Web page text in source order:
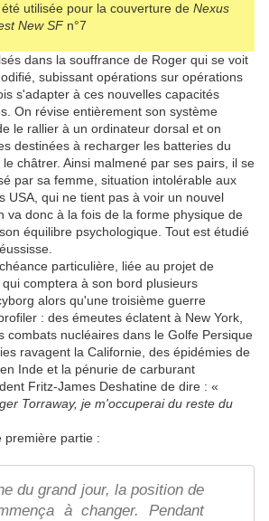
utilisée pour la couverture de Nexus
New SF n°7
dans la souffrance de Roger qui se voit
subissant opérations sur opérations
s'adapter à ces nouvelles capacités
On révise entièrement son système
le rallier à un ordinateur dorsal et on
destinées à recharger les batteries du
châtrer. Ainsi malmené par ses pairs, il se
par sa femme, situation intolérable aux
USA, qui ne tient pas à voir un nouvel
va donc à la fois de la forme physique de
équilibre psychologique. Tout est étudié
particulière, liée au projet de
comptera à son bord plusieurs
alors qu'une troisième guerre
: des émeutes éclatent à New York,
combats nucléaires dans le Golfe Persique
ravagent la Californie, des épidémies de
Inde et la pénurie de carburant
Fritz-James Deshatine de dire : «
Torraway, je m'occuperai du reste du
première partie :
du grand jour, la position de
à changer. Pendant